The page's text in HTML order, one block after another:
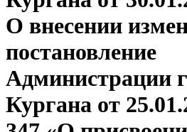
О внесении
постановление
Администрации
Кургана от